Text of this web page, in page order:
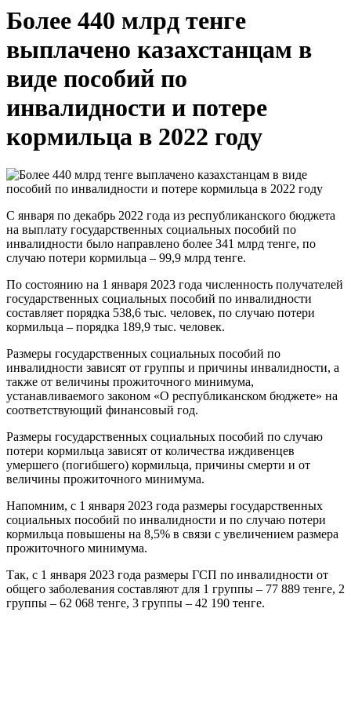
Более 440 млрд тенге
выплачено казахстанцам в
виде пособий по
инвалидности и потере
кормильца в 2022 году
С января по декабрь 2022 года из республиканского бюджета
на выплату государственных социальных пособий по
инвалидности было направлено более 341 млрд тенге, по
случаю потери кормильца – 99,9 млрд тенге.
По состоянию на 1 января 2023 года численность получателей
государственных социальных пособий по инвалидности
составляет порядка 538,6 тыс. человек, по случаю потери
кормильца – порядка 189,9 тыс. человек.
Размеры государственных социальных пособий по
инвалидности зависят от группы и причины инвалидности, а
также от величины прожиточного минимума,
устанавливаемого законом «О республиканском бюджете» на
соответствующий финансовый год.
Размеры государственных социальных пособий по случаю
потери кормильца зависят от количества иждивенцев
умершего (погибшего) кормильца, причины смерти и от
величины прожиточного минимума.
Напомним, с 1 января 2023 года размеры государственных
социальных пособий по инвалидности и по случаю потери
кормильца повышены на 8,5% в связи с увеличением размера
прожиточного минимума.
Так, с 1 января 2023 года размеры ГСП по инвалидности от
общего заболевания составляют для 1 группы – 77 889 тенге, 2
группы – 62 068 тенге, 3 группы – 42 190 тенге.